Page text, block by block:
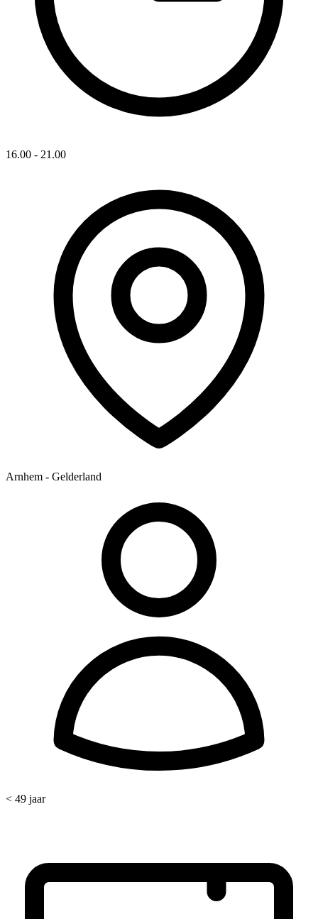
16.00 - 21.00
Arnhem - Gelderland
< 49 jaar